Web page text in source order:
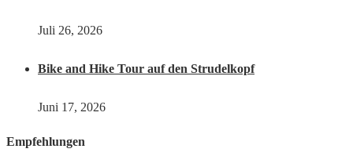
Juli 26, 2026
Bike and Hike Tour auf den Strudelkopf
Juni 17, 2026
Empfehlungen